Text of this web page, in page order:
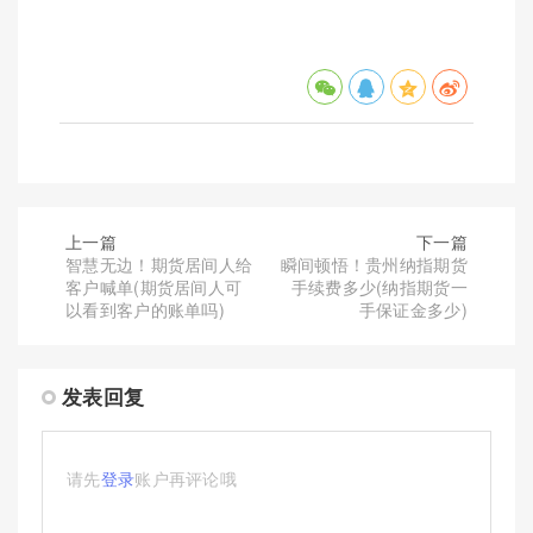
上一篇
智慧无边！期货居间人给
客户喊单(期货居间人可
以看到客户的账单吗)
下一篇
瞬间顿悟！贵州纳指期货
手续费多少(纳指期货一
手保证金多少)
发表回复
请先登录账户再评论哦